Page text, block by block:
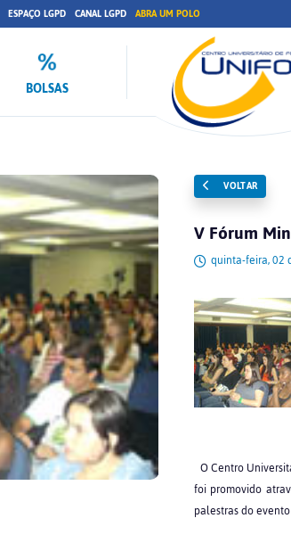
ESPAÇO LGPD CANAL LGPD ABRA UM POLO
BOLSAS
VOLTAR
V Fórum
quinta-feira, 02
O Centro
foi promovido
palestras do